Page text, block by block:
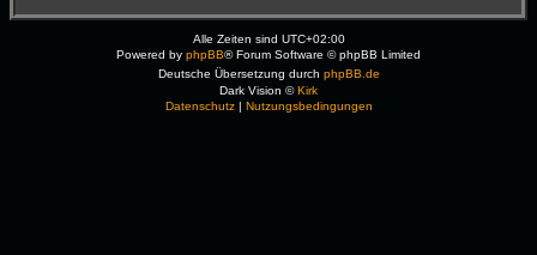
Alle Zeiten sind UTC+02:00
Powered by phpBB® Forum Software © phpBB Limited
Deutsche Übersetzung durch phpBB.de
Dark Vision ©Kirk
Datenschutz| Nutzungsbedingungen